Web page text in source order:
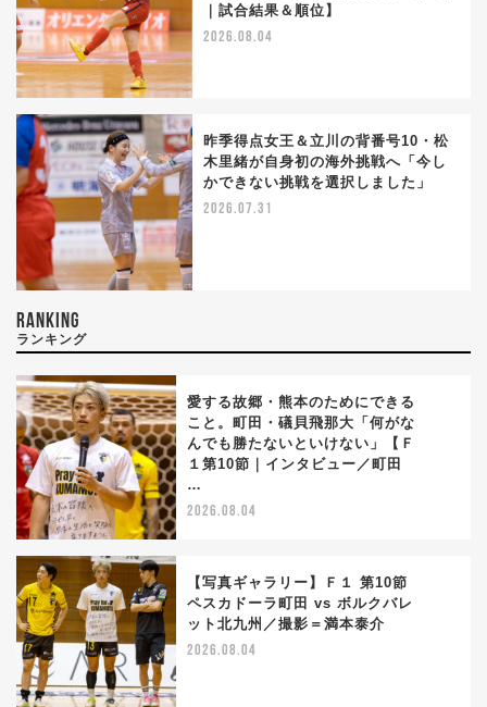
｜試合結果＆順位】
2026.08.04
昨季得点女王＆立川の背番号10・松
木里緒が自身初の海外挑戦へ「今し
かできない挑戦を選択しました」
2026.07.31
RANKING
ランキング
愛する故郷・熊本のためにできる
こと。町田・礒貝飛那大「何がな
んでも勝たないといけない」【Ｆ
１第10節｜インタビュー／町田
…
2026.08.04
【写真ギャラリー】Ｆ１ 第10節
ペスカドーラ町田 vs ボルクバレ
ット北九州／撮影＝満本泰介
2026.08.04